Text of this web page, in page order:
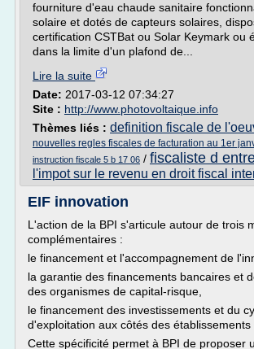
fourniture d'eau chaude sanitaire
solaire et dotés de capteurs solaires,
certification CSTBat ou Solar Keymark ou
dans la limite d'un plafond de...
Lire la suite
Date: 2017-03-12 07:34:27
Site : http://www.photovoltaique.info
Thèmes liés : definition fiscale de
nouvelles regles fiscales de facturation au 1er
instruction fiscale 5 b 17 06 / fiscaliste d
l'impot sur le revenu en droit fiscal
EIF innovation
L'action de la BPI s'articule autour de trois
complémentaires :
le financement et l'accompagnement de
la garantie des financements bancaires et
des organismes de capital-risque,
le financement des investissements et du
d'exploitation aux côtés des établissements
Cette spécificité permet à BPI de proposer